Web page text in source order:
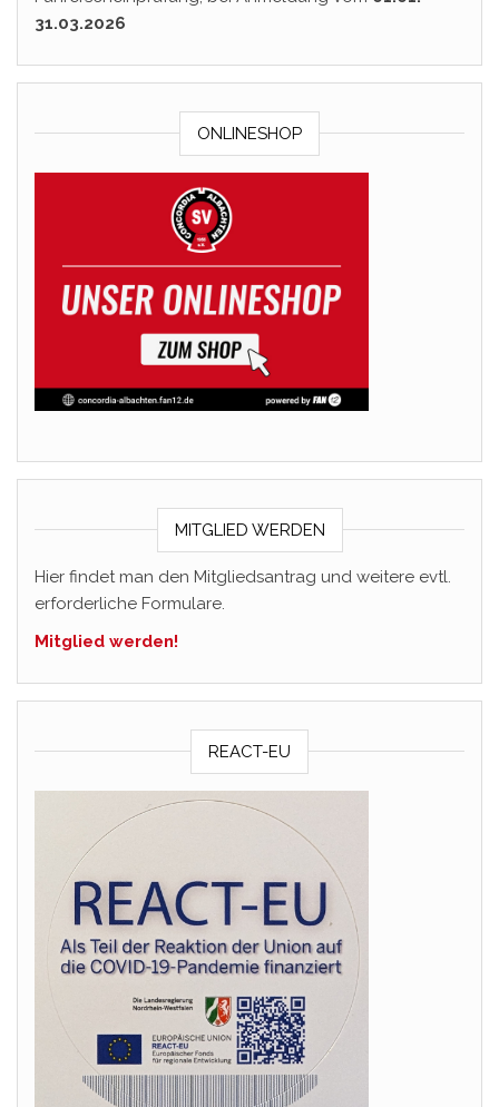
31.03.2026
ONLINESHOP
MITGLIED WERDEN
Hier findet man den Mitgliedsantrag und weitere evtl.
erforderliche Formulare.
Mitglied werden!
REACT-EU